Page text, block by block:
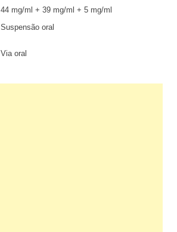
44 mg/ml + 39 mg/ml + 5 mg/ml
Suspensão oral
Via oral